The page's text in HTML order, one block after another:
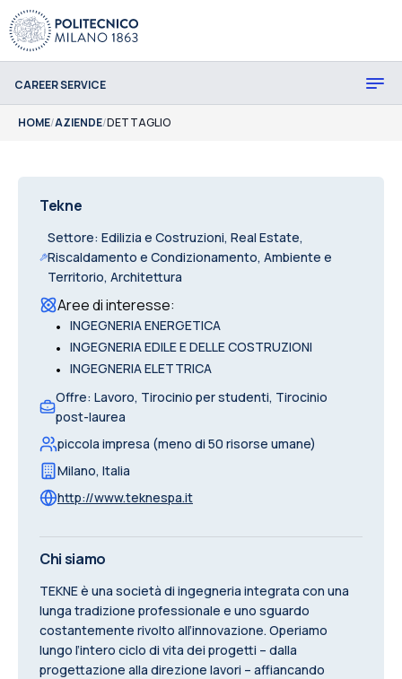
CAREER SERVICE
HOME/AZIENDE/DETTAGLIO
Tekne
Settore:Edilizia e Costruzioni, Real Estate,
Riscaldamento e Condizionamento, Ambiente e
Territorio, Architettura
Aree di interesse:
• INGEGNERIA ENERGETICA
• INGEGNERIA EDILE E DELLE COSTRUZIONI
• INGEGNERIA ELETTRICA
Offre: Lavoro, Tirocinio per studenti, Tirocinio
post-laurea
piccola impresa (meno di 50 risorse umane)
Milano, Italia
http://www.teknespa.it
Chi siamo
TEKNE è una società di ingegneria integrata con una
lunga tradizione professionale e uno sguardo
costantemente rivolto all’innovazione. Operiamo
lungo l’intero ciclo di vita dei progetti – dalla
progettazione alla direzione lavori – affiancando